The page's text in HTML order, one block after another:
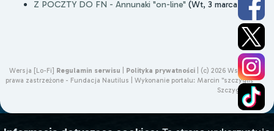
Z POCZTY DO FN - Annunaki "on-line" (Wt, 3 marca 2026)
Wersja [Lo-Fi] Regulamin serwisu Polityka prywatności
(c) 2026 Wszelkie
prawa zastrzeżone - Fundacja Nautilus | Wykonanie portalu: Marcin "szczygliś"
Szczygliński